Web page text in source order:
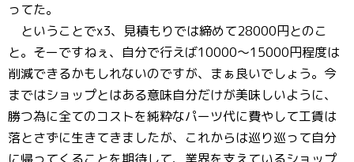
ってた。
ということでx3、見積もりでは締めて28000円とのこ
と。そーですねぇ、自分で行えば10000～15000円程度は
削減できるかもしれないのですが、まぁ良いでしょう。今
まではショップとはある意味自分だけが美味しいように、
勝つ為に全てのコストを純粋なパーツ代に費やして工賃は
落とさずに生きてきましたが、これからは巡り巡って自分